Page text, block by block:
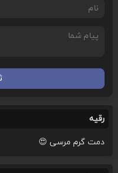
رقیه
دمت گرم مرسی 😍